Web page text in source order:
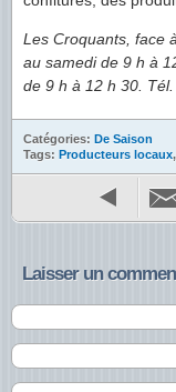
Les Croquants, face
au samedi de 9 h à
de 9 h à 12 h 30.
Catégories: De Saison
Tags: Producteurs locaux,
Laisser un